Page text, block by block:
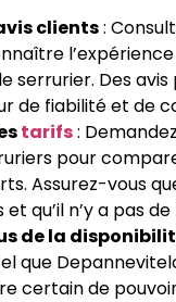
clients:
serrurier. Des
de fiabilité et de
tarifs:
pour
Assurez-vous
qu’il n’y a pas
de la
que
certain de